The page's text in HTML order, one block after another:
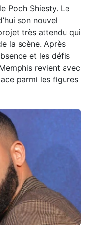
Pooh Shiesty. Le
son nouvel
très attendu qui
la scène. Après
et les défis
revient avec
parmi les figures